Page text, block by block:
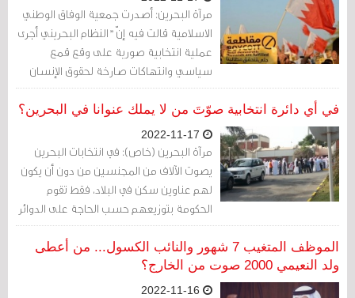
مرآة البحرين: أصدرت جمعية الوفاق الوطني
الاسلامية قالت فيه إنّ "النظام البحريني أجرى
عملية انتخابية صورية على وقع قمع
سياسي وانتهاكات صارخة لحقوق الإنسان
فيما يتوقع ارتفاع وتيرة الانتهاكات والتضييق
في المرحلة المقبلة".
في أي دائرة انتخابية صوّتَ من لا يملك عنوانا في البحرين؟
مرآة البحرين (خاص): في انتخابات البحرين
يصوت الآلاف من المجنسين من دون أن يكون
لهم عناوين سكن في البلاد، فقط تقوم
الحكومة بتوزيعهم حسب الحاجة على الدوائر
الانتخابية وتعطيهم اسم المترشح المطلوب
فوزه.
الموظف المتغيب 7 شهور والنائب الكسول... من أعطى
ولد النعيمي 2000 صوت من الخارج؟